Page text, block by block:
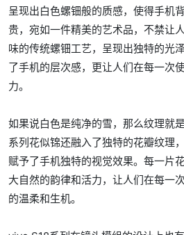
呈现出白色螺钿般的质感，使得手机
贵，宛如一件精美的艺术品，不禁让
味的传统螺钿工艺，呈现出独特的光
了手机的层次感，更让人们在每一次
力。
如果说白色是纯净的雪，那么纹理就
系列花似锦还融入了独特的花瓣纹理
赋予了手机独特的视觉效果。每一片
大自然的韵律和活力，让人们在每一
的温柔和生机。